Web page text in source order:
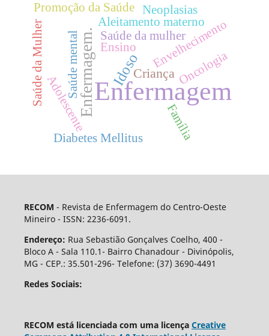
Enfermagem
Enfermagem. IdosoCriança
Envelhecimento
Saúde da mulher
Adolescente Família
Aleitamento materno
Ensino
Neoplasias
Promoção da Saúde
Diabetes Mellitus
Saúde mental
Saúde da Mulher Oncologia
RECOM - Revista de Enfermagem do Centro-Oeste
Mineiro - ISSN: 2236-6091.
Endereço: Rua Sebastião Gonçalves Coelho, 400 -
Bloco A - Sala 110.1- Bairro Chanadour - Divinópolis,
MG - CEP.: 35.501-296- Telefone: (37) 3690-4491
Redes Sociais:
RECOM está licenciada com uma licença Creative